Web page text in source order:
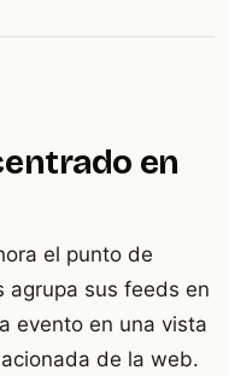
en
el punto de
agrupa sus feeds en
evento en una vista
de la web.